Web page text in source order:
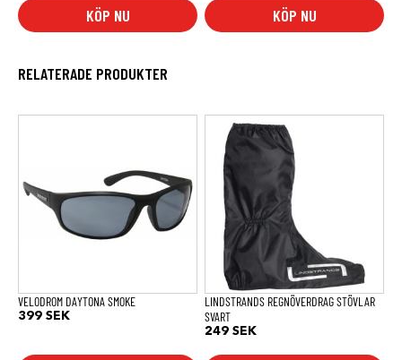
KÖP NU KÖP NU
RELATERADE PRODUKTER
VELODROM DAYTONA SMOKE
399 SEK
LINDSTRANDS REGNÖVERDRAG STÖVLAR
SVART
249 SEK
produkten
har
flera
varianter.
olika
alternativen
kan
väljas
produktsidan